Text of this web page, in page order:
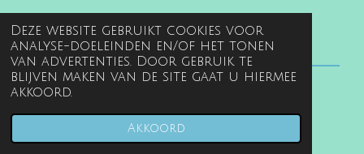
Deze website gebruikt cookies voor
analyse-doeleinden en/of het tonen
van advertenties. Door gebruik te
blijven maken van de site gaat u hiermee
akkoord.
Akkoord
© 2022 - 2026 www.gentille.nl
JouwWeb